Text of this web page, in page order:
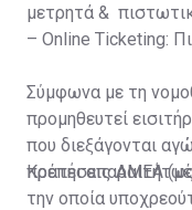
μετρητά &
– Online Ticketing:
Σύμφωνα με τη
προμηθευτεί
που διεξάγονται
πρέπει
την οποία
Κρατήσεις ΑΜΕΑ